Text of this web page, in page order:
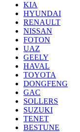
KIA
HYUNDAI
RENAULT
NISSAN
FOTON
UAZ
GEELY
HAVAL
TOYOTA
DONGFENG
GAC
SOLLERS
SUZUKI
TENET
BESTUNE